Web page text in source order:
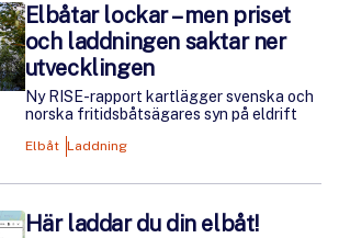
Elbåtar lockar – men priset
och laddningen saktar ner
utvecklingen
Ny RISE-rapport kartlägger svenska och
norska fritidsbåtsägares syn på eldrift
Elbåt Laddning
Här laddar du din elbåt!